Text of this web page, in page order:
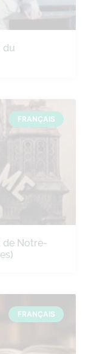
du
FRANÇAIS
de Notre-
FRANÇAIS